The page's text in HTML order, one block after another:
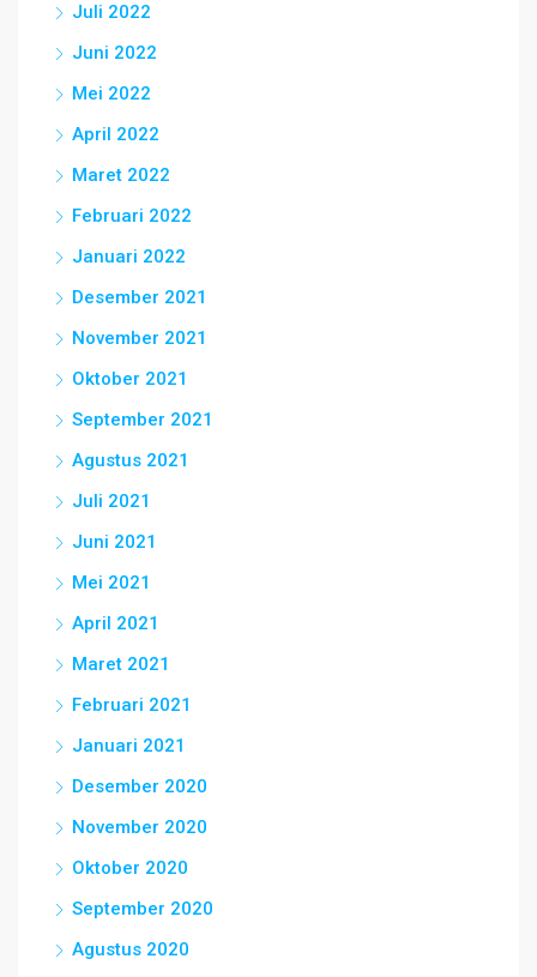
Juli 2022
Juni 2022
Mei 2022
April 2022
Maret 2022
Februari 2022
Januari 2022
Desember 2021
November 2021
Oktober 2021
September 2021
Agustus 2021
Juli 2021
Juni 2021
Mei 2021
April 2021
Maret 2021
Februari 2021
Januari 2021
Desember 2020
November 2020
Oktober 2020
September 2020
Agustus 2020